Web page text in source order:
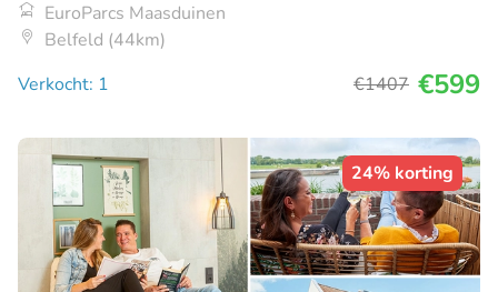
EuroParcs Maasduinen
Belfeld (44km)
Verkocht: 1
€1407 €599
24% korting